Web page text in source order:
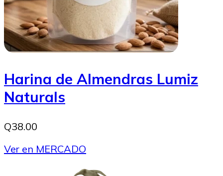
Harina de Almendras Lumiz
Naturals
Q38.00
Ver en MERCADO